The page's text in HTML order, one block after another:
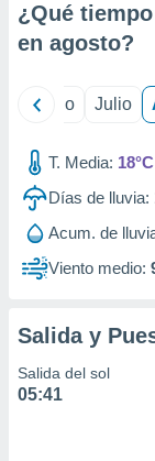
¿Qué
en agosto?
Junio Julio
T. Media: 18°C
Días de lluvia:
Acum. de
Viento medio:
Salida y
Salida del sol
05:41